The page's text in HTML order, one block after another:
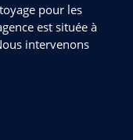
pour les
est située à
intervenons